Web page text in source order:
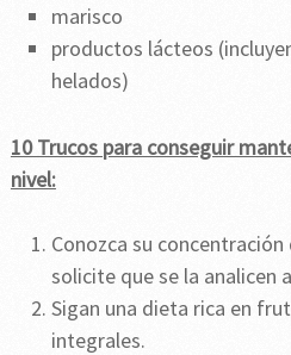
marisco
productos lácteos
helados)
10 Trucos para conseguir
nivel:
Conozca su
solicite que se la analicen
Sigan una dieta rica en
integrales.